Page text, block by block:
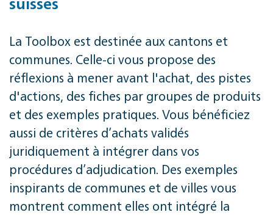
La Toolbox est destinée aux cantons et
communes. Celle-ci vous propose des
réflexions à mener avant l'achat, des pistes
d'actions, des fiches par groupes de produits
et des exemples pratiques. Vous bénéficiez
aussi de critères d’achats validés
juridiquement à intégrer dans vos
procédures d’adjudication. Des exemples
inspirants de communes et de villes vous
montrent comment elles ont intégré la